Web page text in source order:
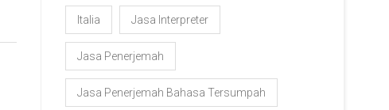
Italia Jasa Interpreter
Jasa Penerjemah
Jasa Penerjemah Bahasa Tersumpah